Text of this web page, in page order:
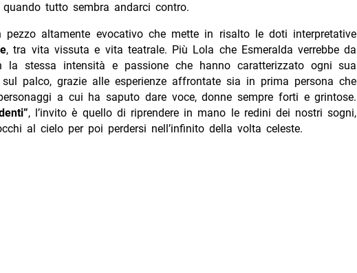
quando tutto sembra andarci contro.
pezzo altamente evocativo che mette in risalto le doti interpretative
, tra vita vissuta e vita teatrale. Più Lola che Esmeralda verrebbe da
la stessa intensità e passione che hanno caratterizzato ogni sua
sul palco, grazie alle esperienze affrontate sia in prima persona che
a cui ha saputo dare voce, donne sempre forti e grintose.
, l’invito è quello di riprendere in mano le redini dei nostri sogni,
al cielo per poi perdersi nell’infinito della volta celeste.